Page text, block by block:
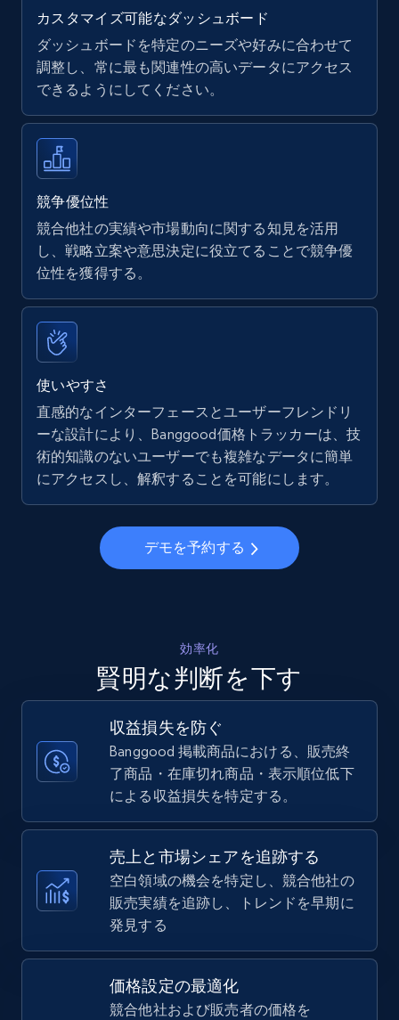
7.4K+ 872+ 今すぐ始める
Walmart - products
URL, Final price, Sku, Currency, Gtin,
Specifications, Image urls, Top reviews, and
more.
5.6K+ 876+ 今すぐ始める
Walmart - products - Find new products by
using specific category URL
URL, Final price, Sku, Currency, Gtin,
Specifications, Image urls, Top reviews, and
more.
5.6K+ 876+ 今すぐ始める
Walmart - products - Collects products by
specific keywords
5.6K+ 876+ 今すぐ始める
Walmart - products - Discover products by
using sku numbers
URL, Final price, Sku, Currency, Gtin,
Specifications, Image urls, Top reviews, and
more.
5.6K+ 876+ 今すぐ始める
TikTok Shop
カスタマイズ可能なダッシュボード
ダッシュボードを特定のニーズや好みに合わせて
調整し、常に最も関連性の高いデータにアクセス
できるようにしてください。
競争優位性
競合他社の実績や市場動向に関する知見を活用
し、戦略立案や意思決定に役立てることで競争優
位性を獲得する。
使いやすさ
直感的なインターフェースとユーザーフレンドリ
ーな設計により、Banggood価格トラッカーは、技
術的知識のないユーザーでも複雑なデータに簡単
にアクセスし、解釈することを可能にします。
デモを予約する
効率化
賢明な判断を下す
収益損失を防ぐ
Banggood 掲載商品における、販売終
了商品・在庫切れ商品・表示順位低下
による収益損失を特定する。
売上と市場シェアを追跡する
空白領域の機会を特定し、競合他社の
販売実績を追跡し、トレンドを早期に
発見する
価格設定の最適化
競合他社および販売者の価格を